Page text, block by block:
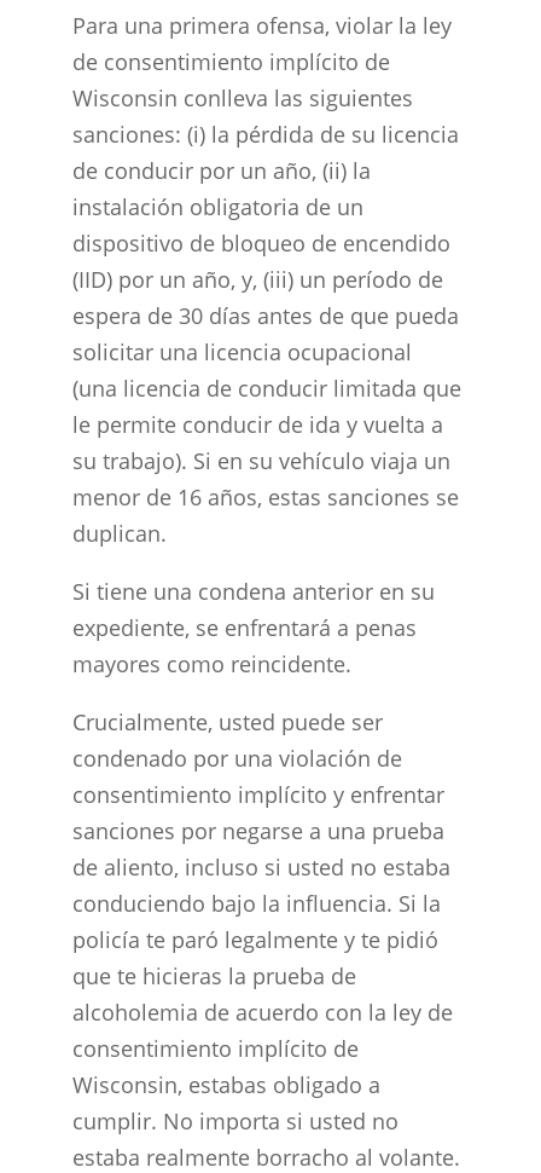
Para una primera ofensa, violar la ley
de consentimiento implícito de
Wisconsin conlleva las siguientes
sanciones: (i) la pérdida de su licencia
de conducir por un año, (ii) la
instalación obligatoria de un
dispositivo de bloqueo de encendido
(IID) por un año, y, (iii) un período de
espera de 30 días antes de que pueda
solicitar una licencia ocupacional
(una licencia de conducir limitada que
le permite conducir de ida y vuelta a
su trabajo). Si en su vehículo viaja un
menor de 16 años, estas sanciones se
duplican.
Si tiene una condena anterior en su
expediente, se enfrentará a penas
mayores como reincidente.
Crucialmente, usted puede ser
condenado por una violación de
consentimiento implícito y enfrentar
sanciones por negarse a una prueba
de aliento, incluso si usted no estaba
conduciendo bajo la influencia. Si la
policía te paró legalmente y te pidió
que te hicieras la prueba de
alcoholemia de acuerdo con la ley de
consentimiento implícito de
Wisconsin, estabas obligado a
cumplir. No importa si usted no
estaba realmente borracho al volante.